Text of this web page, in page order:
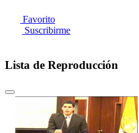
Favorito
Suscribirme
Lista de Reproducción